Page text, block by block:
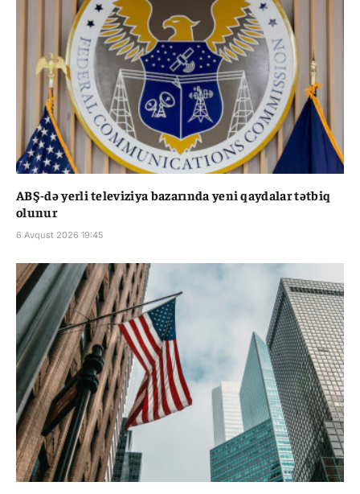
ABŞ-də yerli televiziya bazarında yeni qaydalar tətbiq
olunur
6 Avqust 2026 19:45